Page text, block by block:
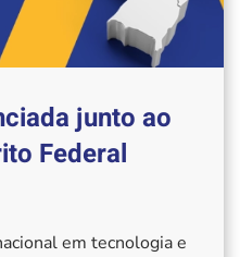
junto ao
Federal
em tecnologia e